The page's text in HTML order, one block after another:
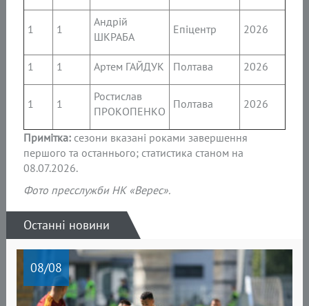
1 1
Андрій
ШКРАБА
Епіцентр 2026
1 1 Артем ГАЙДУК Полтава 2026
1 1
Ростислав
ПРОКОПЕНКО
Полтава 2026
Примітка:сезони вказані роками завершення
першого та останнього; статистика станом на
08.07.2026.
Фото пресслужби НК «Верес».
Останні новини
08/08